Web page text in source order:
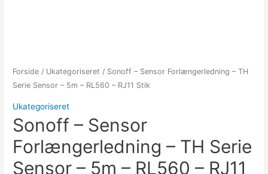
Forside / Ukategoriseret / Sonoff – Sensor Forlængerledning – TH
Serie Sensor – 5m – RL560 – RJ11 Stik
Ukategoriseret
Sonoff – Sensor
Forlængerledning – TH Serie
Sensor – 5m – RL560 – RJ11